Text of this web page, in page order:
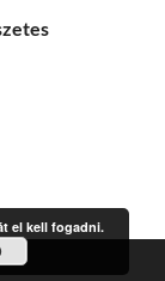
el kell fogadni.